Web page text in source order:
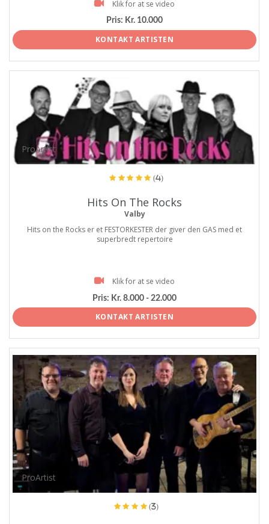
Klik for at se video
Pris: Kr. 10.000
KONTAKT ARTISTEN
ProArtist
(4)
Hits On The Rocks
Valby
Hits on the Rocks er et FESTORKESTER der giver den GAS med et
superbredt repertoire
Klik for at se video
Pris: Kr. 8.000 - 22.000
KONTAKT ARTISTEN
ProArtist
(3)